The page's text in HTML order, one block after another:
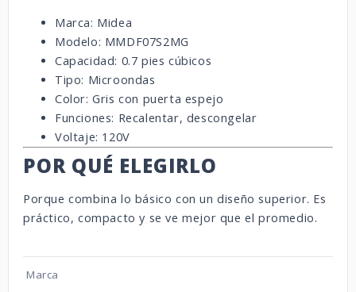
Marca: Midea
Modelo: MMDF07S2MG
Capacidad: 0.7 pies cúbicos
Tipo: Microondas
Color: Gris con puerta espejo
Funciones: Recalentar, descongelar
Voltaje: 120V
POR QUÉ ELEGIRLO
Porque combina lo básico con un diseño superior. Es
práctico, compacto y se ve mejor que el promedio.
Marca